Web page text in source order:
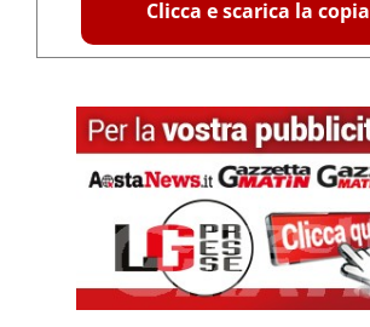
Clicca e scarica la copia